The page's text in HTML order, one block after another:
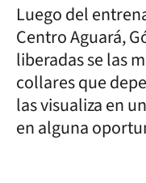
Luego del
Centro Aguará,
liberadas se las
collares que
las visualiza en
en alguna